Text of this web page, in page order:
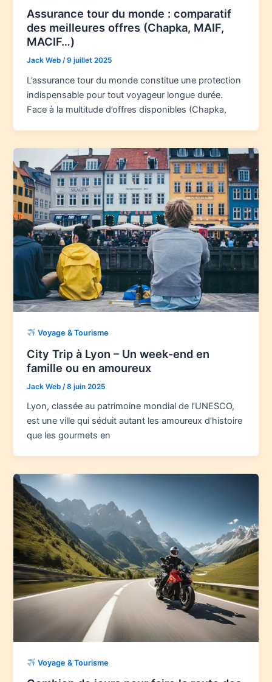
Assurance tour du monde : comparatif
des meilleures offres (Chapka, MAIF,
MACIF…)
Jack Web/9 juillet 2025
L’assurance tour du monde constitue une protection
indispensable pour tout voyageur longue durée.
Face à la multitude d’offres disponibles (Chapka,
Voyage & Tourisme
City Trip à Lyon – Un week-end en
famille ou en amoureux
Jack Web /8 juin 2025
Lyon, classée au patrimoine mondial de l’UNESCO,
est une ville qui séduit autant les amoureux d’histoire
que les gourmets en
Voyage & Tourisme